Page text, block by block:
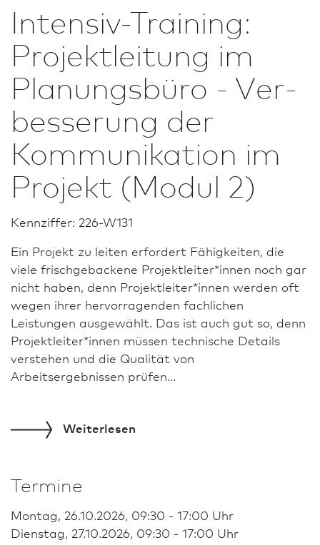
Intensiv-Training:
Projektleitung im
Planungsbüro - Ver­
besse­rung der
Kommunikation im
Projekt (Modul 2)
Kennziffer: 226-W131
Ein Projekt zu leiten erfordert Fähigkeiten, die
viele frischgebackene Projektleiter*innen noch gar
nicht haben, denn Projektleiter*innen werden oft
wegen ihrer hervor­ragenden fachlichen
Leistungen ausgewählt. Das ist auch gut so, denn
Projektleiter*innen müssen technische Details
verstehen und die Qualität von
Arbeitsergebnissen prüfen...
Weiterlesen
Termine
Montag, 26.10.2026, 09:30 - 17:00 Uhr
Dienstag, 27.10.2026, 09:30 - 17:00 Uhr